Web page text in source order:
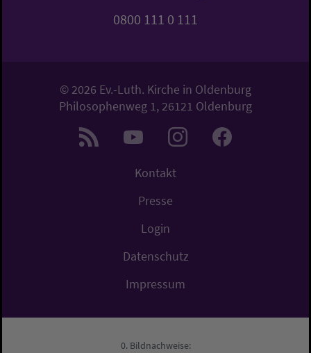
0800 111 0 111
© 2026 Ev.-Luth. Kirche in Oldenburg
Philosophenweg 1, 26121 Oldenburg
Kontakt
Presse
Login
Datenschutz
Impressum
Bildnachweise: